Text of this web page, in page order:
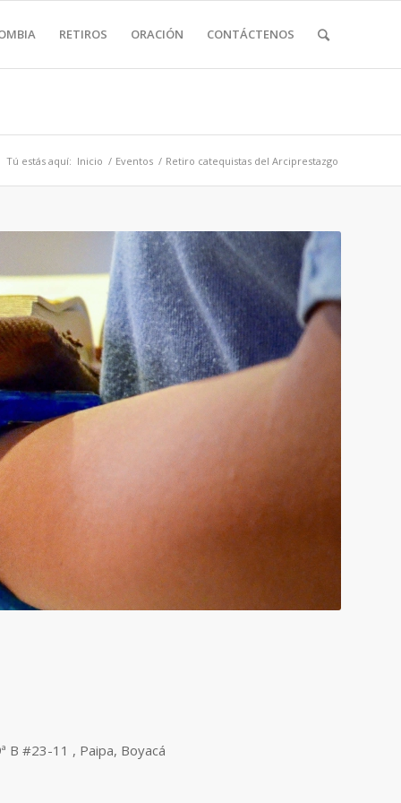
RETIROS ORACIÓN CONTÁCTENOS
Tú estás aquí: Inicio / Eventos / Retiro catequistas del Arciprestazgo
B #23-11 , Paipa, Boyacá